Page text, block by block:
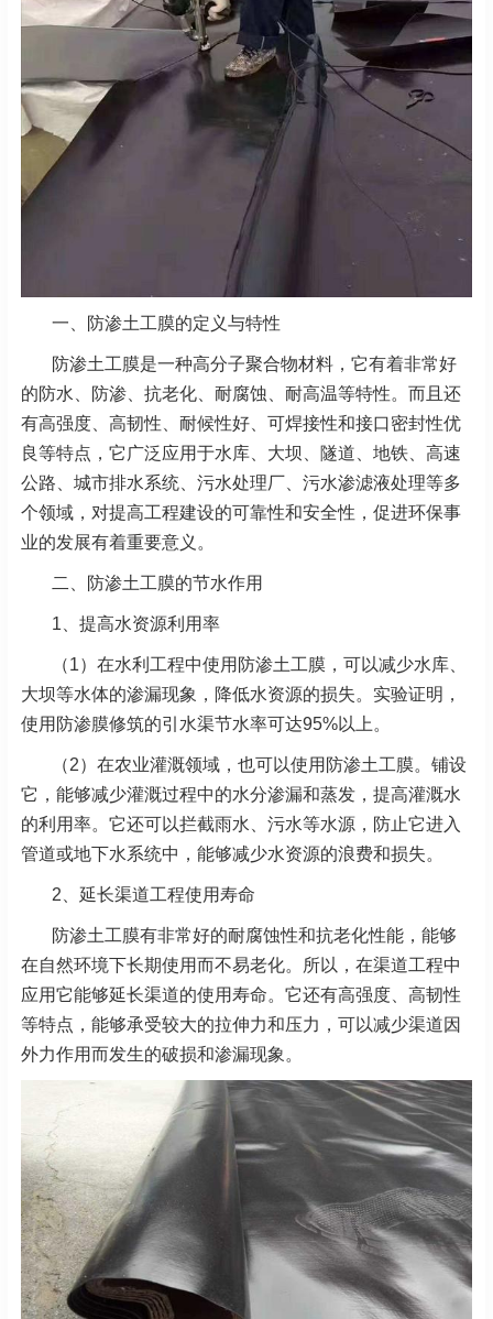
一、防渗土工膜的定义与特性
防渗土工膜是一种高分子聚合物材料，它有着非常好
的防水、防渗、抗老化、耐腐蚀、耐高温等特性。而且还
有高强度、高韧性、耐候性好、可焊接性和接口密封性优
良等特点，它广泛应用于水库、大坝、隧道、地铁、高速
公路、城市排水系统、污水处理厂、污水渗滤液处理等多
个领域，对提高工程建设的可靠性和安全性，促进环保事
业的发展有着重要意义。
二、防渗土工膜的节水作用
1、提高水资源利用率
（1）在水利工程中使用防渗土工膜，可以减少水库、
大坝等水体的渗漏现象，降低水资源的损失。实验证明，
使用防渗膜修筑的引水渠节水率可达95%以上。
（2） 在农业灌溉领域，也可以使用防渗土工膜。铺设
它，能够减少灌溉过程中的水分渗漏和蒸发，提高灌溉水
的利用率。它还可以拦截雨水、污水等水源，防止它进入
管道或地下水系统中，能够减少水资源的浪费和损失。
2、延长渠道工程使用寿命
防渗土工膜有非常好的耐腐蚀性和抗老化性能，能够
在自然环境下长期使用而不易老化。所以，在渠道工程中
应用它能够延长渠道的使用寿命。它还有高强度、高韧性
等特点，能够承受较大的拉伸力和压力，可以减少渠道因
外力作用而发生的破损和渗漏现象。